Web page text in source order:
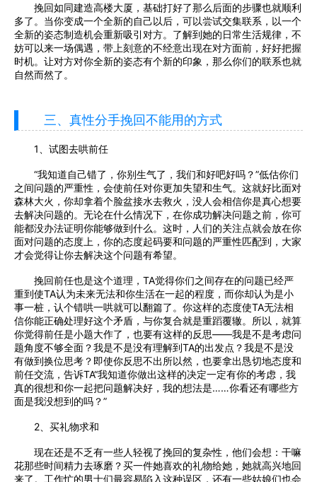
挽回如同建造高楼大厦，基础打好了那么后面的步骤也就顺利
多了。当你变成一个全新的自己以后，可以尝试交集联系，以一个
全新的姿态制造机会重新吸引对方。了解到她的日常生活规律，不
妨可以来一场偶遇，带上刻意的不经意出现在对方面前，好好把握
时机。让对方对你全新的姿态有个新的印象，那么你们的联系也就
自然而然了。
三、真性分手挽回不能用的方式
1、试图去哄前任
“我知道自己错了，你别生气了，我们和好吧好吗？”低估你们
之间问题的严重性，会使前任对你更加失望和生气。这就好比面对
森林大火，你却拿着个脸盆接水去救火，没人会相信你是真心想要
去解决问题的。无论在什么情况下，在你成功解决问题之前，你可
能都没办法证明你能够做到什么。这时，人们的关注点就会放在你
面对问题的态度上，你的态度起码要和问题的严重性匹配到，大家
才会觉得让你去解决这个问题有希望。
挽回前任也是这个道理，TA觉得你们之间存在的问题已经严
重到使TA认为未来无法和你生活在一起的程度，而你却认为是小
事一桩，认个错哄一哄就可以翻篇了。你这样的态度使TA无法相
信你能正确处理好这个矛盾，与你复合就是重蹈覆辙。所以，就算
你觉得前任是小题大作了，也要有这样的反思——我是不是考虑问
题角度不够全面？我是不是没有理解到TA的出发点？我是不是没
有做到换位思考？即使你反思不出所以然，也要拿出恳切地态度和
前任交流，告诉TA“我知道你做出这样的决定一定有你的考虑，我
真的很想和你一起把问题解决好，我的想法是……你看还有哪些方
面是我没想到的吗？”
2、买礼物求和
现在还是不乏有一些人轻视了挽回的复杂性，他们会想：干嘛
花那些时间精力去琢磨？买一件她喜欢的礼物给她，她就高兴地回
来了。工作忙的男士们最容易陷入这种误区，还有一些姑娘们也会